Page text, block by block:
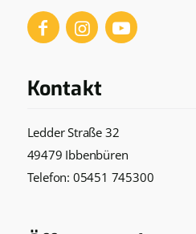
Kontakt
Ledder Straße 32
49479 Ibbenbüren
Telefon: 05451 745300